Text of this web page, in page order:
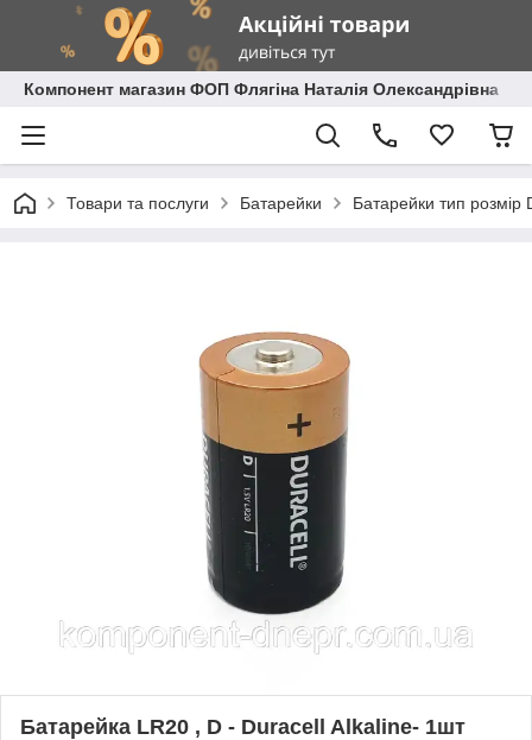
Компонент магазин ФОП Флягіна Наталія Олександрівна
Товари та послуги Батарейки Батарейки тип розмір
Батарейка LR20 , D - Duracell Alkaline- 1шт